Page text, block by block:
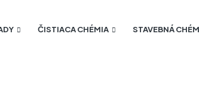
ČISTIACA CHÉMIA STAVEBNÁ